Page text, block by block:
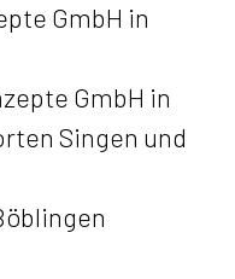
GmbH in
GmbH in
Singen und